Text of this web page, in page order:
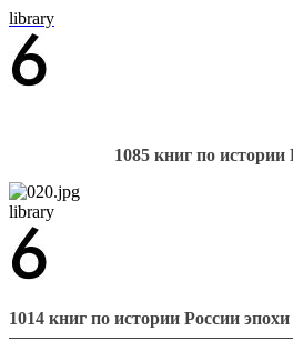
library
1085 книг по
library
1014 книг по истории России